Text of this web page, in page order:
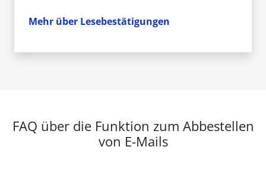
Mehr über Lesebestätigungen
FAQ über die Funktion zum Abbestellen
von E-Mails